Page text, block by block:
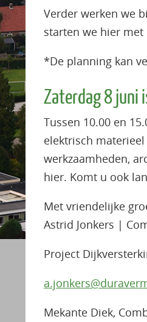
Verder werken we
starten we hier
*De planning kan
Zaterdag 8 juni
Tussen 10.00 en
elektrisch
werkzaamheden,
hier. Komt u ook
Met vriendelijke
Astrid Jonkers |
Project
Mekante Diek,